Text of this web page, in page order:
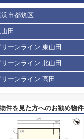
浜市都筑区
田
リーンライン 東山田
リーンライン 北山田
リーンライン 高田
件を見た方へのお勧め物件